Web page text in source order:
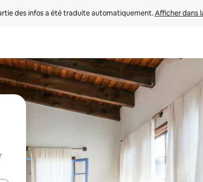
des infos a été traduite automatiquement. Afficher dans